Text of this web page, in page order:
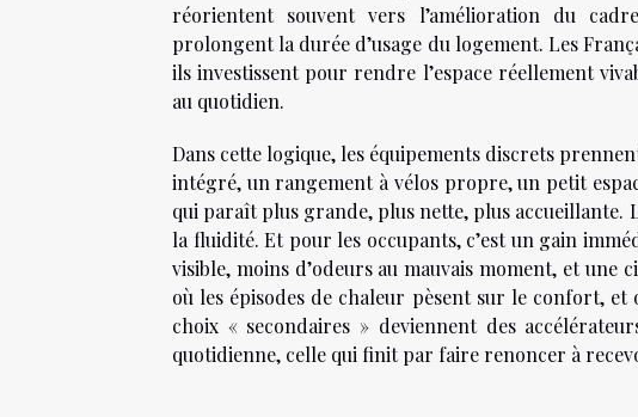
réorientent souvent vers l’amélioration du
prolongent la durée d’usage du logement. Les
ils investissent pour rendre l’espace réellement
au quotidien.
Dans cette logique, les équipements discrets
intégré, un rangement à vélos propre, un petit
qui paraît plus grande, plus nette, plus accueillante.
la fluidité. Et pour les occupants, c’est un gain
visible, moins d’odeurs au mauvais moment, et
où les épisodes de chaleur pèsent sur le confort, et
choix « secondaires » deviennent des
quotidienne, celle qui finit par faire renoncer à